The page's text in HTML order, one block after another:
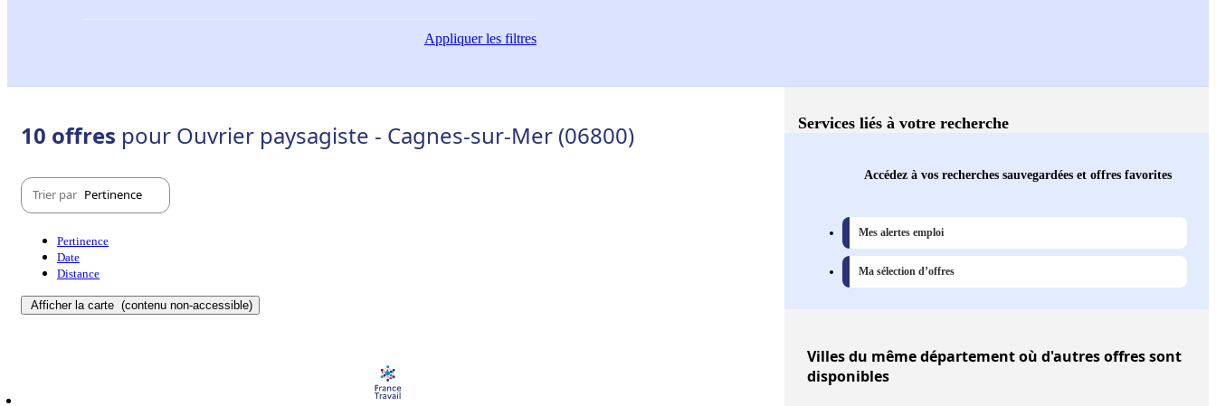
Appliquerles filtres
10 offres pour Ouvrier paysagiste - Cagnes-sur-Mer (06800)
Trier par Pertinence
Pertinence
Date
Distance
Afficher la carte (contenu non-accessible)
Services liés à votre recherche
Accédez à vos recherches sauvegardées et offres favorites
Mes alertes emploi
Ma sélection d’offres
Villesdu même département où d'autres offres sont
disponibles